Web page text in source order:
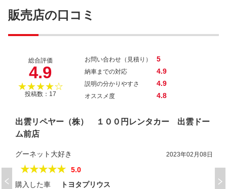
ミテッド
販売店の口コミ
総合評価
4.9
★★★★☆
投稿数：17
お問い合わせ（見積り） 5
納車までの対応 4.9
説明の分かりやすさ 4.9
オススメ度 4.8
出雲リペヤー（株） １００円レンタカー 出雲ドー
ム前店
グーネット大好き 2023年02月08日
★★★★★
5.0
購入した車
トヨタプリウス